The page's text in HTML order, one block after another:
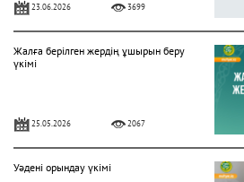
23.06.2026 3699
Жалға берілген жердің ұшырын беру
үкімі
25.05.2026 2067
Уәдені орындау үкімі